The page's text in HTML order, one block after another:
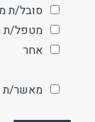
סובל/ת
מטפל/ת
אחר
מאשר/ת